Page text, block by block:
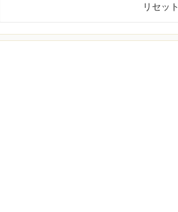
リセット